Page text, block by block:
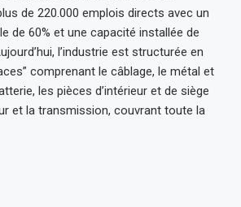
de 220.000 emplois directs avec un
de 60% et une capacité installée de
l’industrie est structurée en
comprenant le câblage, le métal et
les pièces d’intérieur et de siège
et la transmission, couvrant toute la